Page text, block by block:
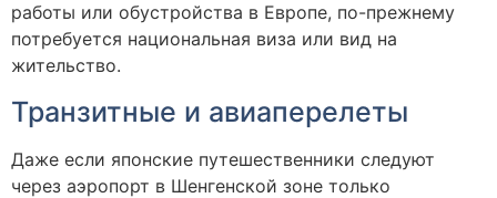
работы или обустройства в Европе, по-прежнему
потребуется национальная виза или вид на
жительство.
Транзитные и авиаперелеты
Даже если японские путешественники следуют
через аэропорт в Шенгенской зоне только